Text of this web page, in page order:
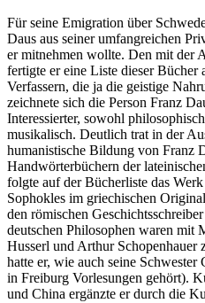
Für seine Emigration über
Daus aus seiner umfangreichen
er mitnehmen wollte. Den mit der
fertigte er eine Liste dieser
Verfassern, die ja die geistige
zeichnete sich die Person Franz
Interessierter, sowohl
musikalisch. Deutlich trat in der
humanistische Bildung von Franz
Handwörterbüchern der
folgte auf der Bücherliste das
Sophokles im griechischen
den römischen
deutschen Philosophen waren mit
Husserl und Arthur Schopenhauer
hatte er, wie auch seine
in Freiburg Vorlesungen gehört).
und China ergänzte er durch die